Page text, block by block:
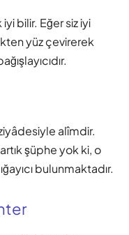
bilir. Eğer siz iyi
yüz çevirerek
alîmdir.
şüphe yok ki, o
bulunmaktadır.